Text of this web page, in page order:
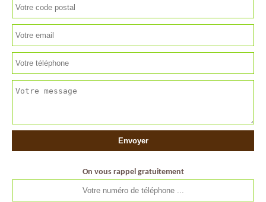
On vous rappel gratuitement